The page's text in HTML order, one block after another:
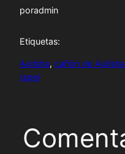
poradmin
Etiquetas:
Autisha, cañón de Autisha
rapel